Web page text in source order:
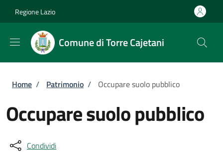
Regione Lazio
Comune di Torre Cajetani
Briciole di pane
Home / Patrimonio / Occupare suolo pubblico
Occupare suolo pubblico
Condividi